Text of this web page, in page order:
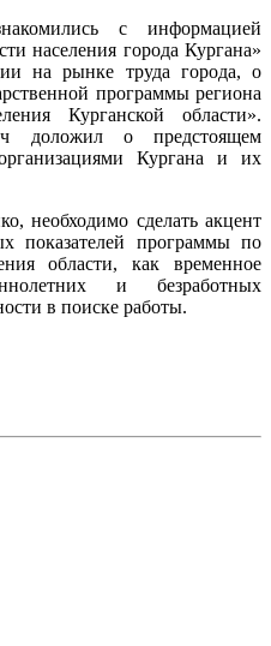
с информацией
населения города Кургана»
на рынке труда города, о
программы региона
Курганской области».
доложил о предстоящем
Кургана и их
необходимо сделать акцент
показателей программы по
области, как временное
и безработных
в поиске работы.